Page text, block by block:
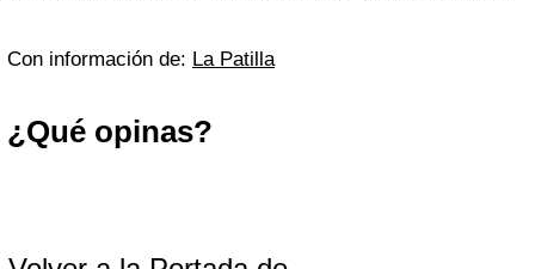
Con información de: La Patilla
¿Qué opinas?